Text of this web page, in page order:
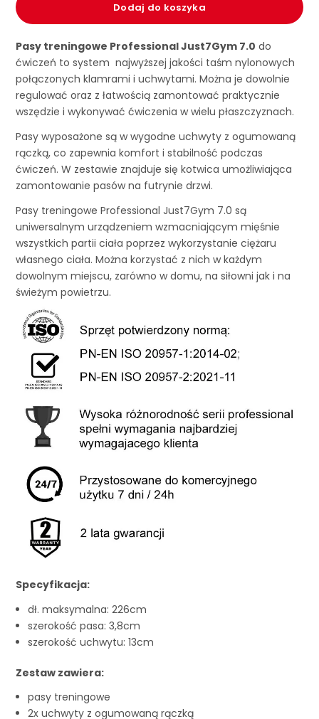
Dodaj do koszyka
Pasy treningowe Professional Just7Gym 7.0 do
ćwiczeń to system najwyższej jakości taśm nylonowych
połączonych klamrami i uchwytami. Można je dowolnie
regulować oraz z łatwością zamontować praktycznie
wszędzie i wykonywać ćwiczenia w wielu płaszczyznach.
Pasy wyposażone są w wygodne uchwyty z ogumowaną
rączką, co zapewnia komfort i stabilność podczas
ćwiczeń. W zestawie znajduje się kotwica umożliwiająca
zamontowanie pasów na futrynie drzwi.
Pasy treningowe Professional Just7Gym 7.0 są
uniwersalnym urządzeniem wzmacniającym mięśnie
wszystkich partii ciała poprzez wykorzystanie ciężaru
własnego ciała. Można korzystać z nich w każdym
dowolnym miejscu, zarówno w domu, na siłowni jak i na
świeżym powietrzu.
Specyfikacja:
dł. maksymalna: 226cm
szerokość pasa: 3,8cm
szerokość uchwytu: 13cm
Zestaw zawiera:
pasy treningowe
2x uchwyty z ogumowaną rączką